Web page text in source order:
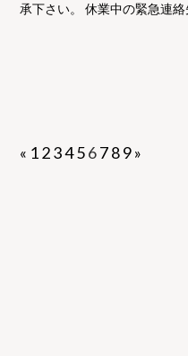
承下さい。 休業中の緊急連
« 123456789»